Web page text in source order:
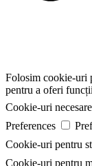
Folosim cookie-uri
pentru a oferi
Cookie-uri necesare
Preferences
Cookie-uri pentru
Cookie-uri pentru